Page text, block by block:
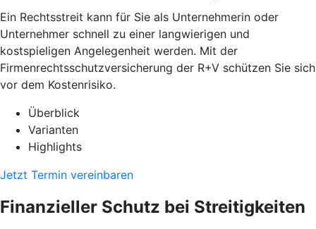
Ein Rechtsstreit kann für Sie als Unternehmerin oder
Unternehmer schnell zu einer langwierigen und
kostspieligen Angelegenheit werden. Mit der
Firmenrechtsschutzversicherung der R+V schützen Sie sich
vor dem Kostenrisiko.
Überblick
Varianten
Highlights
Jetzt Termin vereinbaren
Finanzieller Schutz bei Streitigkeiten